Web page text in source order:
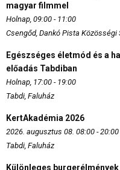
magyar filmmel
Holnap, 09:00 - 11:00
Csengőd, Dankó Pista Közösségi
Egészséges életmód és a
előadás Tabdiban
Holnap, 17:00 - 19:00
Tabdi, Faluház
KertAkadémia 2026
2026. augusztus 08. 08:00 - 20:00
Tabdi, Faluház
Különleges